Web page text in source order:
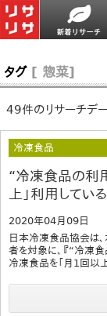
タグ [ 惣菜]
49件のリサーチデ
冷凍食品
“冷凍食品の利
上」利用してい
2020年04月09日
日本冷凍食品協会は
者を対象に、『“冷凍
冷凍食品を「月1回以